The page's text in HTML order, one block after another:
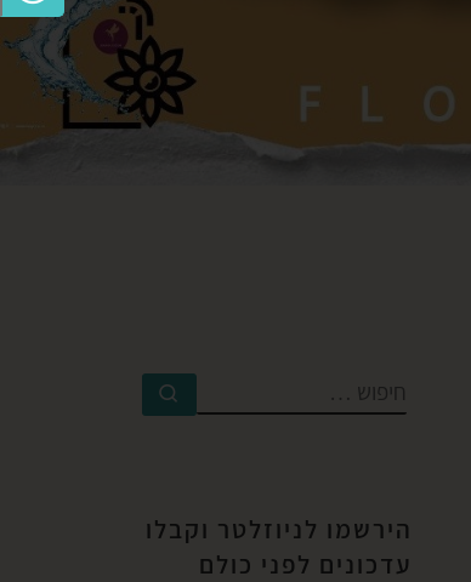
הירשמו לניוזלטר וקבלו
עדכונים לפני כולם​